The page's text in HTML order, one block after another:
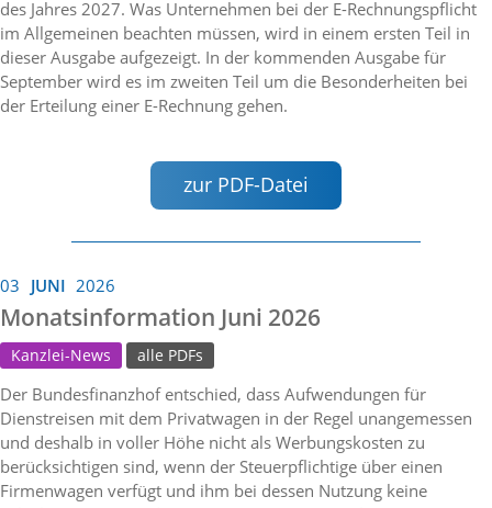
des Jahres 2027. Was Unternehmen bei der E-Rechnungspflicht
im Allgemeinen beachten müssen, wird in einem ersten Teil in
dieser Ausgabe aufgezeigt. In der kommenden Ausgabe für
September wird es im zweiten Teil um die Besonderheiten bei
der Erteilung einer E-Rechnung gehen.
zur PDF-Datei
03 JUNI 2026
Monatsinformation Juni 2026
Kanzlei-News alle PDFs
Der Bundesfinanzhof entschied, dass Aufwendungen für
Dienstreisen mit dem Privatwagen in der Regel unangemessen
und deshalb in voller Höhe nicht als Werbungskosten zu
berücksichtigen sind, wenn der Steuerpflichtige über einen
Firmenwagen verfügt und ihm bei dessen Nutzung keine